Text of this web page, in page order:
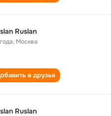
Ruslan
, Москва
в друзья
Ruslan